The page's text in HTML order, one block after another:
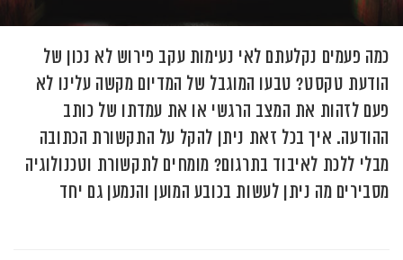
כמה פעמים נקלעתם לאי נעימות עקב פירוש לא נכון של
הודעת טקסט? טבעו המוגבל של המדיום מקשה עלינו לא
פעם לזהות את המצב הרגשי או את עמדתו של כותב
ההודעה. איך בכל זאת ניתן להקל על התקשורת הכתובה
מבלי ללכת לאיבוד בתרגום? מומחים לתקשורת וטכנולוגיה
מסבירים מה ניתן לעשות בכובע המוען והנמען גם יחד